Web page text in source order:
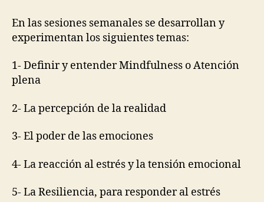
En las sesiones semanales se desarrollan y
experimentan los siguientes temas:
1- Definir y entender Mindfulness o Atención
plena
2- La percepción de la realidad
3- El poder de las emociones
4- La reacción al estrés y la tensión emocional
5- La Resiliencia, para responder al estrés